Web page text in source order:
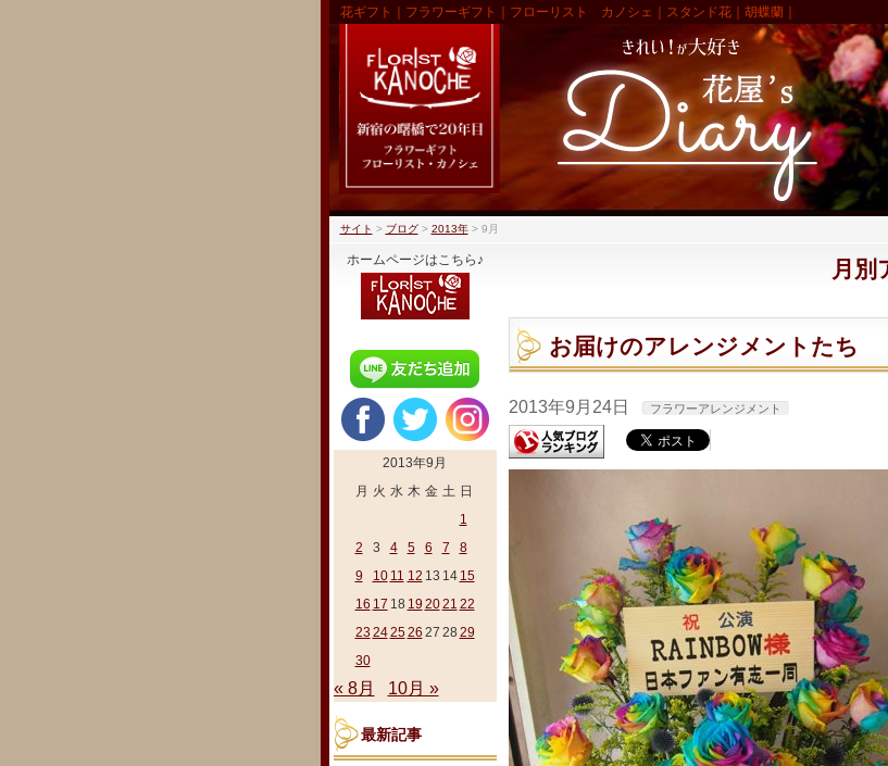
花ギフト｜フラワーギフト｜フローリスト カノシェ｜スタンド花｜胡蝶蘭｜
サイト > ブログ> 2013年> 9月
月別
お届けのアレンジメントたち
2013年9月24日 フラワーアレンジメント
ホームページはこちら♪
2013年9月
月 火 水 木 金 土 日
1
2
3 4 5 6 7
8
9
10 11 12 13 14 15
16 17 18 19 2021 22
23 242526 27 28 29
30
« 8月 10月 »
最新記事